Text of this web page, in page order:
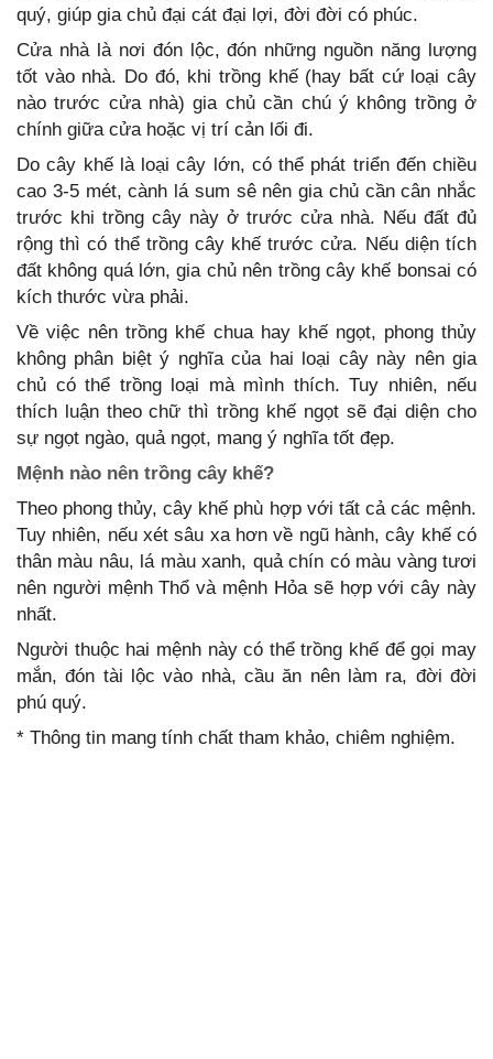
quý, giúp gia chủ đại cát đại lợi, đời đời có phúc.
Cửa nhà là nơi đón lộc, đón những nguồn năng lượng
tốt vào nhà. Do đó, khi trồng khế (hay bất cứ loại cây
nào trước cửa nhà) gia chủ cần chú ý không trồng ở
chính giữa cửa hoặc vị trí cản lối đi.
Do cây khế là loại cây lớn, có thể phát triển đến chiều
cao 3-5 mét, cành lá sum sê nên gia chủ cần cân nhắc
trước khi trồng cây này ở trước cửa nhà. Nếu đất đủ
rộng thì có thể trồng cây khế trước cửa. Nếu diện tích
đất không quá lớn, gia chủ nên trồng cây khế bonsai có
kích thước vừa phải.
Về việc nên trồng khế chua hay khế ngọt, phong thủy
không phân biệt ý nghĩa của hai loại cây này nên gia
chủ có thể trồng loại mà mình thích. Tuy nhiên, nếu
thích luận theo chữ thì trồng khế ngọt sẽ đại diện cho
sự ngọt ngào, quả ngọt, mang ý nghĩa tốt đẹp.
Mệnh nào nên trồng cây khế?
Theo phong thủy, cây khế phù hợp với tất cả các mệnh.
Tuy nhiên, nếu xét sâu xa hơn về ngũ hành, cây khế có
thân màu nâu, lá màu xanh, quả chín có màu vàng tươi
nên người mệnh Thổ và mệnh Hỏa sẽ hợp với cây này
nhất.
Người thuộc hai mệnh này có thể trồng khế để gọi may
mắn, đón tài lộc vào nhà, cầu ăn nên làm ra, đời đời
phú quý.
* Thông tin mang tính chất tham khảo, chiêm nghiệm.